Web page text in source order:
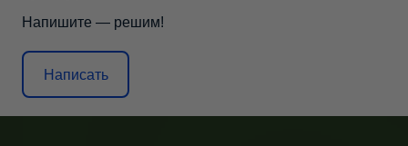
Напишите — решим!
Написать